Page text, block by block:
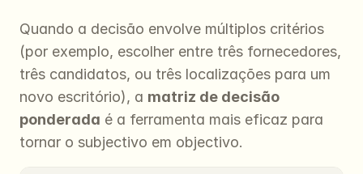
Quando a decisão envolve múltiplos critérios
(por exemplo, escolher entre três fornecedores,
três candidatos, ou três localizações para um
novo escritório), a matriz de decisão
ponderada é a ferramenta mais eficaz para
tornar o subjectivo em objectivo.